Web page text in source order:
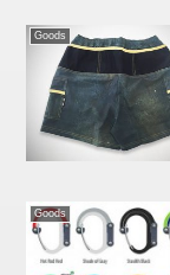
Goods
Goods